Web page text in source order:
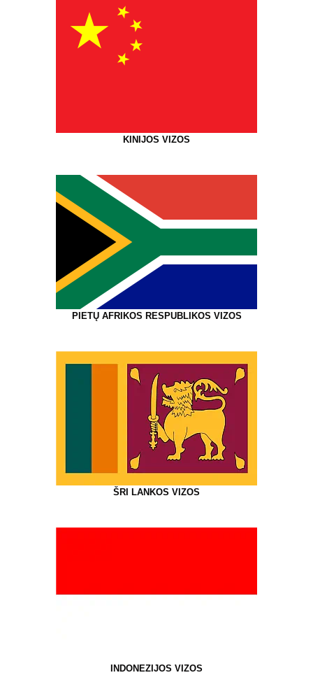
KINIJOS VIZOS
PIETŲ AFRIKOS RESPUBLIKOS VIZOS
ŠRI LANKOS VIZOS
INDONEZIJOS VIZOS